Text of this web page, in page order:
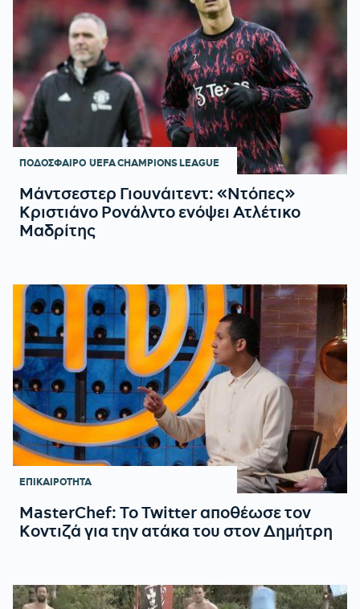
ΠΟΔΟΣΦΑΙΡΟ UEFA CHAMPIONS LEAGUE
Μάντσεστερ Γιουνάιτεντ: «Ντόπες»
Κριστιάνο Ρονάλντο ενόψει Ατλέτικο
Μαδρίτης
ΕΠΙΚΑΙΡΟΤΗΤΑ
MasterChef: Το Twitter αποθέωσε τον
Κοντιζά για την ατάκα του στον Δημήτρη